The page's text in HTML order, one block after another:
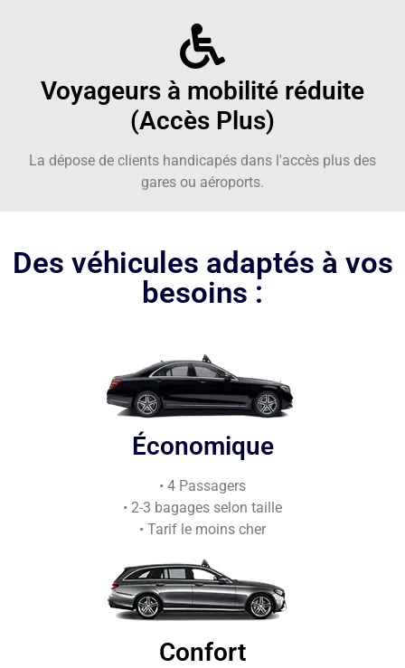
Voyageurs à mobilité réduite
(Accès Plus)
La dépose de clients handicapés dans l'accès plus des
gares ou aéroports.
Des véhicules adaptés à vos
besoins :
Économique
• 4 Passagers
• 2-3 bagages selon taille
• Tarif le moins cher
Confort